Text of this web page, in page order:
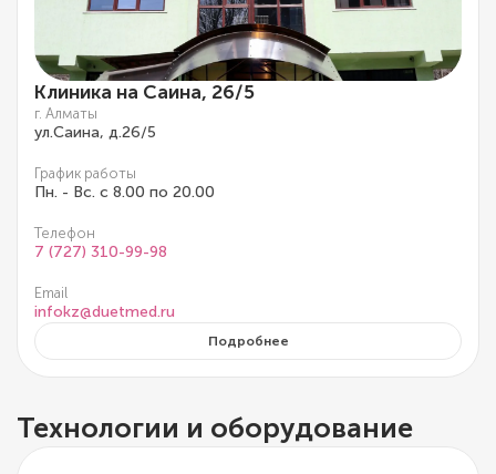
Клиника на Саина, 26/5
г. Алматы
ул.Саина, д.26/5
График работы
Пн. - Вс. с 8.00 по 20.00
Телефон
7 (727) 310-99-98
Email
infokz@duetmed.ru
Подробнее
Технологии и оборудование